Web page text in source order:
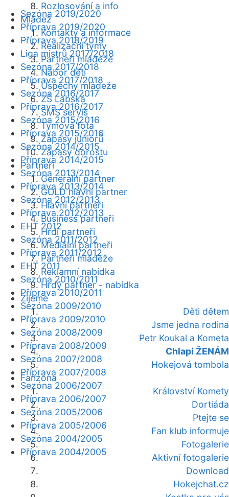
Rozlosování a info
Mládež
Kontakty a informace
Realizační týmy
Partneři mládeže
Nábor dětí
Úspěchy mládeže
ZŠ Labská
SMS servis
Týmová fota
Zápasy juniorů
Zápasy dorostu
Partneři
Generální partner
GOLD hlavní partner
Hlavní partneři
Business partneři
Hrdí partneři
Mediální partneři
Partneři mládeže
Reklamní nabídka
Hrdý partner - nabídka
Žijeme
Děti dětem
Jsme jedna rodina
Petr Koukal a Kometa
Chlapi ŽENÁM
Hokejová tombola
Fanzóna
Království Komety
Dortiáda
Ptejte se
Fan klub informuje
Fotogalerie
Aktivní fotogalerie
Download
Hokejchat.cz
Sezóna 2019/2020
Příprava 2019/2020
Příprava 2018/2019
Liga mistrů 2017/2018
Sezóna 2017/2018
Příprava 2017/2018
Sezóna 2016/2017
Příprava 2016/2017
Sezóna 2015/2016
Příprava 2015/2016
Sezóna 2014/2015
Příprava 2014/2015
Sezóna 2013/2014
Příprava 2013/2014
Sezóna 2012/2013
Příprava 2012/2013
EHT 2012
Sezóna 2011/2012
Příprava 2011/2012
EHT 2011
Sezóna 2010/2011
Příprava 2010/2011
Sezóna 2009/2010
Příprava 2009/2010
Sezóna 2008/2009
Příprava 2008/2009
Sezóna 2007/2008
Příprava 2007/2008
Sezóna 2006/2007
Příprava 2006/2007
Sezóna 2005/2006
Příprava 2005/2006
Sezóna 2004/2005
Příprava 2004/2005